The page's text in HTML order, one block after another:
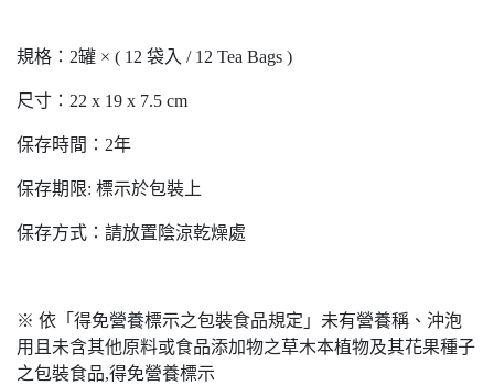
規格：2罐 × ( 12 袋入 / 12 Tea Bags )
尺寸：22 x 19 x 7.5 cm
保存時間：2年
保存期限: 標示於包裝上
保存方式：請放置陰涼乾燥處
※ 依「得免營養標示之包裝食品規定」未有營養稱、沖泡
用且未含其他原料或食品添加物之草木本植物及其花果種子
之包裝食品,得免營養標示